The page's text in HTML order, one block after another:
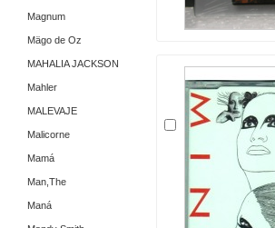
Magnum
Mägo de Oz
MAHALIA JACKSON
Mahler
MALEVAJE
Malicorne
Mamá
Man,The
Maná